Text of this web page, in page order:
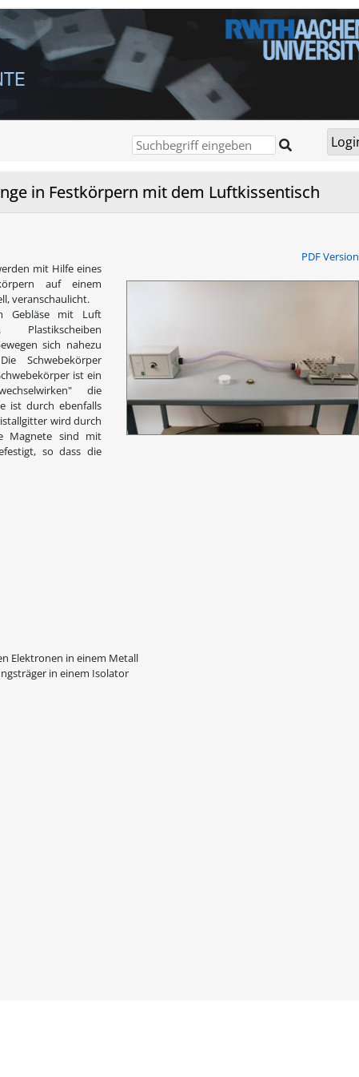
in Festkörpern mit dem Luftkissentisch
PDF Version
mit Hilfe eines
auf einem
veranschaulicht.
Gebläse mit Luft
sich nahezu
Schwebekörper
ist ein
die
ist durch ebenfalls
wird durch
Magnete sind mit
so dass die
Elektronen in einem Metall
in einem Isolator